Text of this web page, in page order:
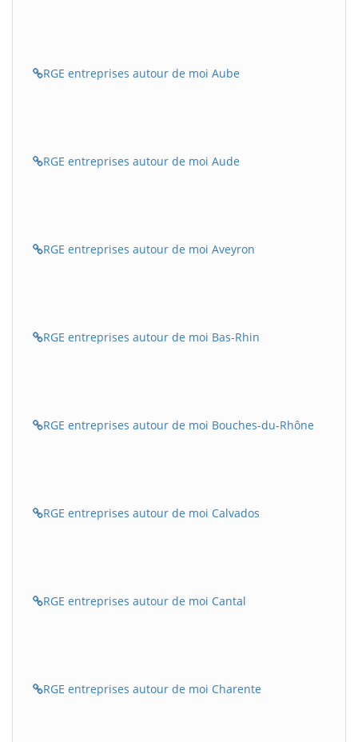
RGE entreprises autour de moi Aube
RGE entreprises autour de moi Aude
RGE entreprises autour de moi Aveyron
RGE entreprises autour de moi Bas-Rhin
RGE entreprises autour de moi Bouches-du-Rhône
RGE entreprises autour de moi Calvados
RGE entreprises autour de moi Cantal
RGE entreprises autour de moi Charente